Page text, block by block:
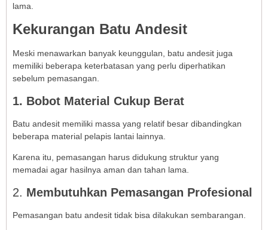
lama.
Kekurangan Batu Andesit
Meski menawarkan banyak keunggulan, batu andesit juga
memiliki beberapa keterbatasan yang perlu diperhatikan
sebelum pemasangan.
1. Bobot Material Cukup Berat
Batu andesit memiliki massa yang relatif besar dibandingkan
beberapa material pelapis lantai lainnya.
Karena itu, pemasangan harus didukung struktur yang
memadai agar hasilnya aman dan tahan lama.
2. Membutuhkan Pemasangan Profesional
Pemasangan batu andesit tidak bisa dilakukan sembarangan.